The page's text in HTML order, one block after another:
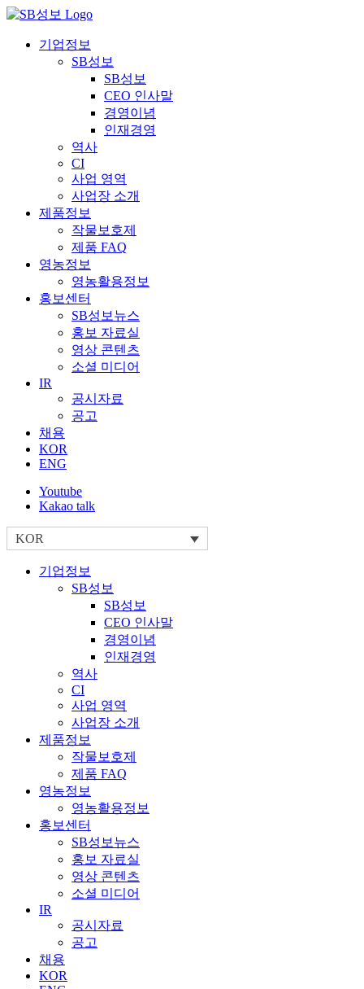
콘
기업정보
SB성보
SB성보
CEO 인사말
경영이념
인재경영
역사
CI
사업 영역
사업장 소개
제품정보
작물보호제
제품 FAQ
영농정보
영농활용정보
홍보센터
SB성보뉴스
홍보 자료실
영상 콘텐츠
소셜 미디어
IR
공시자료
공고
채용
KOR
ENG
Youtube
Kakao talk
KOR
기업정보
SB성보
SB성보
CEO 인사말
경영이념
인재경영
역사
CI
사업 영역
사업장 소개
제품정보
작물보호제
제품 FAQ
영농정보
영농활용정보
홍보센터
SB성보뉴스
홍보 자료실
영상 콘텐츠
소셜 미디어
IR
공시자료
공고
채용
KOR